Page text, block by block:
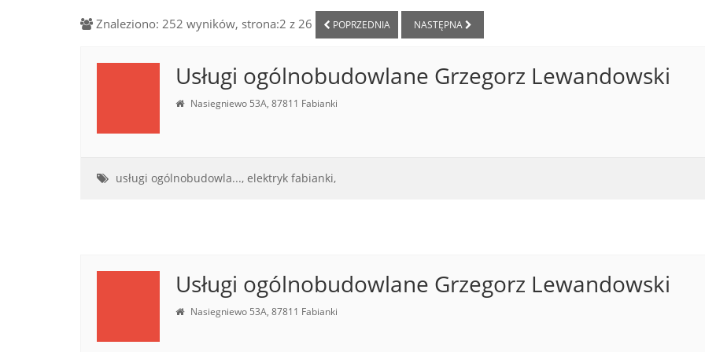
Znaleziono: 252 wyników, strona:2 z 26 POPRZEDNIA NASTĘPNA
Usługi ogólnobudowlane Grzegorz Lewandowski
Nasiegniewo 53A, 87811 Fabianki
usługi ogólnobudowla..., elektryk fabianki,
Usługi ogólnobudowlane Grzegorz Lewandowski
Nasiegniewo 53A, 87811 Fabianki